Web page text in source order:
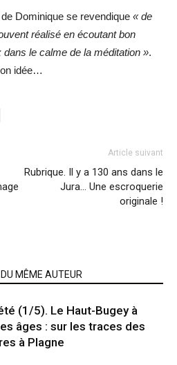
Dominique se revendique « de
réalisé en écoutant bon
le calme de la méditation ».
idée…
Article suivant
Rubrique. Il y a 130 ans dans le
Jura… Une escroquerie
originale !
DU MÊME AUTEUR
(1/5). Le Haut-Bugey à
âges : sur les traces des
à Plagne